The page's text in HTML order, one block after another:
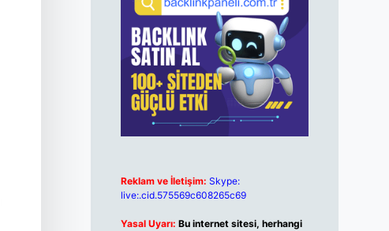
Reklam ve İletişim: Skype:
live:.cid.575569c608265c69
Yasal Uyarı: Bu internet sitesi, herhangi